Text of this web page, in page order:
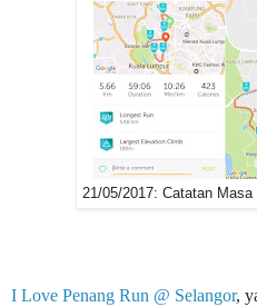
21/05/2017: Catatan
I Love Penang Run @ Selangor,